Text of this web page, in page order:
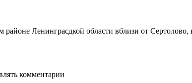
Ленинграсдкой области вблизи от
комментарии